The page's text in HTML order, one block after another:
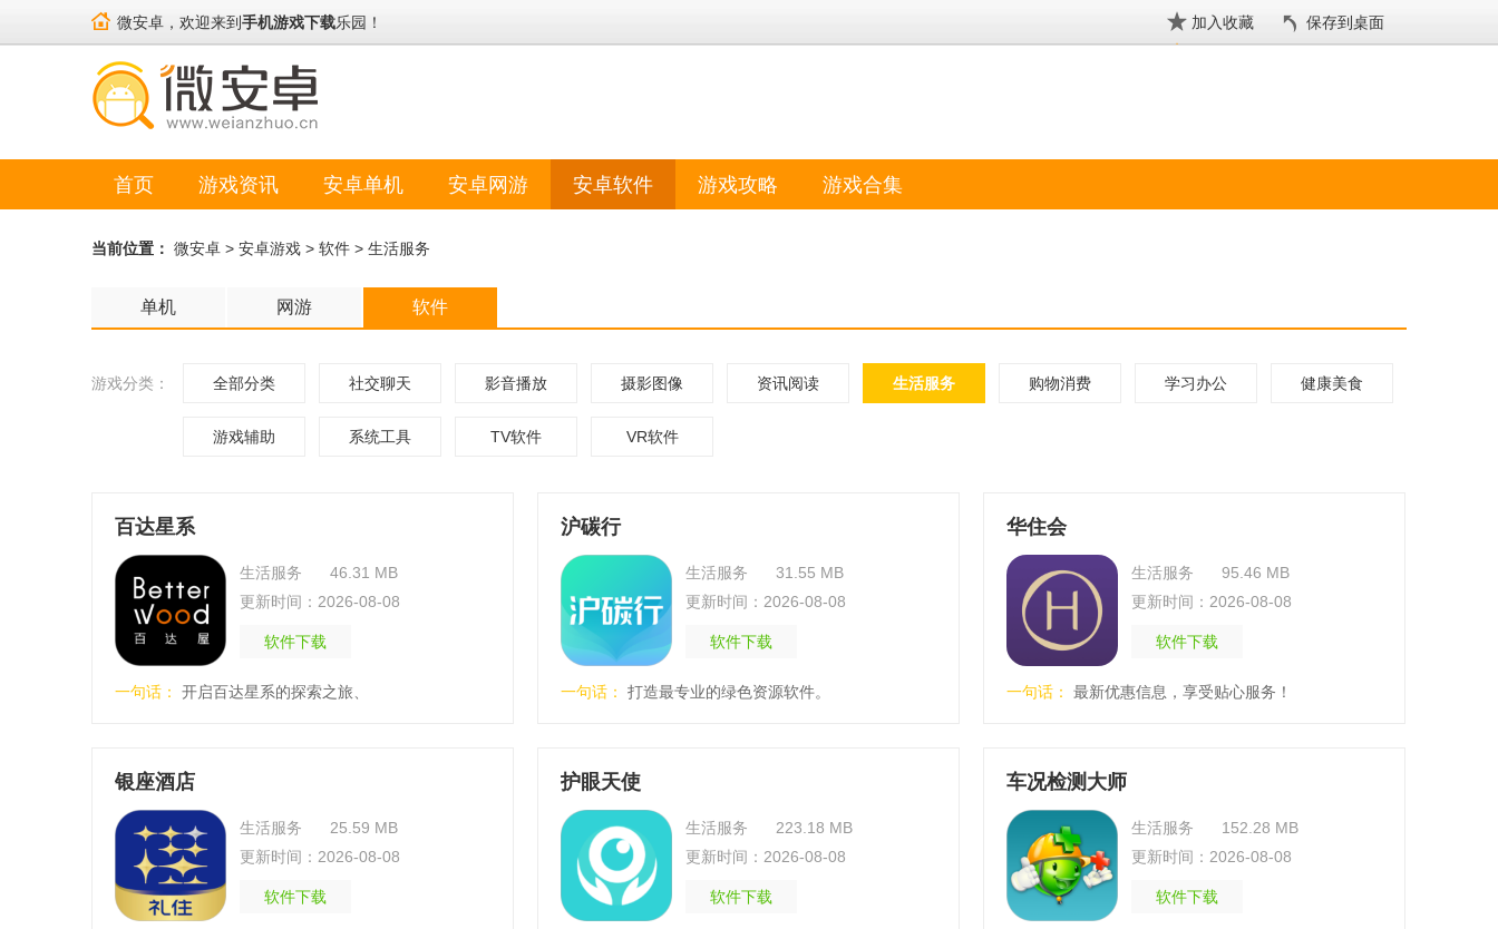
微安卓，欢迎来到手机游戏下载乐园！ 加入收藏 保存到桌面
首页 游戏资讯 安卓单机 安卓网游 安卓软件 游戏攻略 游戏合集
当前位置： 微安卓 > 安卓游戏 > 软件 > 生活服务
单机 网游 软件
游戏分类： 全部分类 社交聊天 影音播放 摄影图像 资讯阅读 生活服务 购物消费 学习办公 健康美食
游戏辅助 系统工具 TV软件 VR软件
百达星系
生活服务
46.31 MB
更新时间：2026-08-08
软件下载
一句话： 开启百达星系的探索之旅、
沪碳行
生活服务
31.55 MB
更新时间：2026-08-08
软件下载
一句话： 打造最专业的绿色资源软件。
华住会
生活服务
95.46 MB
更新时间：2026-08-08
软件下载
一句话： 最新优惠信息，享受贴心服务！
银座酒店
生活服务
25.59 MB
更新时间：2026-08-08
软件下载
护眼天使
生活服务
223.18 MB
更新时间：2026-08-08
软件下载
车况检测大师
生活服务
152.28 MB
更新时间：2026-08-08
软件下载